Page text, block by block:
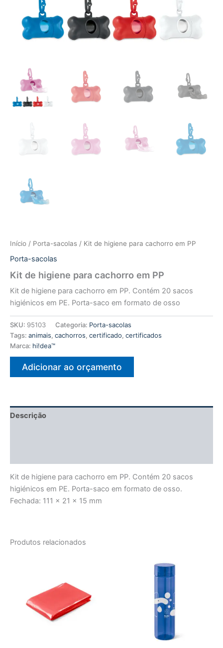
Início / Porta-sacolas / Kit de higiene para cachorro em PP
Porta-sacolas
Kit de higiene para cachorro em PP
Kit de higiene para cachorro em PP. Contém 20 sacos
higiénicos em PE. Porta-saco em formato de osso
SKU: 95103 Categoria: Porta-sacolas
Tags: animais, cachorros, certificado, certificados
Marca: hi!dea™
Adicionar ao orçamento
Descrição
Kit de higiene para cachorro em PP. Contém 20 sacos
higiénicos em PE. Porta-saco em formato de osso.
Fechada: 111 x 21 x 15 mm
Produtos relacionados